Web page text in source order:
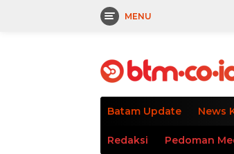
MENU
Batam Update News
Redaksi Pedoman